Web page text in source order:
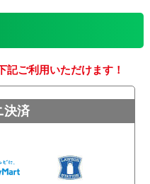
記ご利用いただけます！
決済